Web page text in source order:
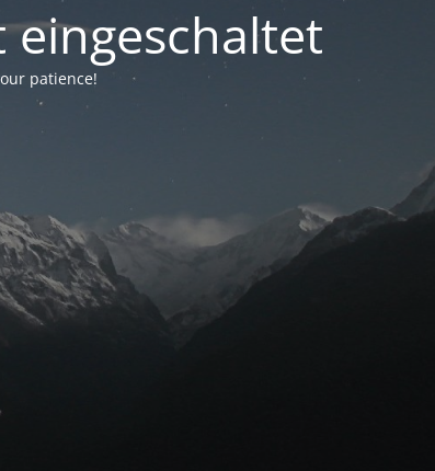
patience!